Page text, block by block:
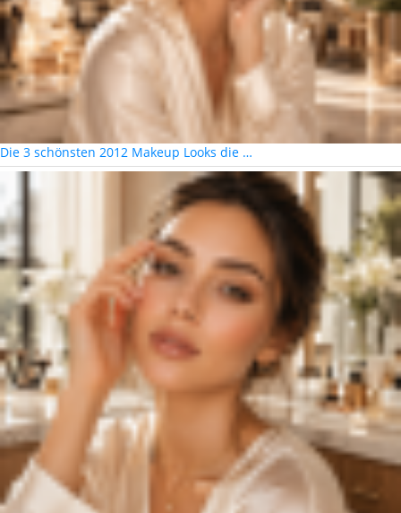
Die 3 schönsten 2012 Makeup Looks die …